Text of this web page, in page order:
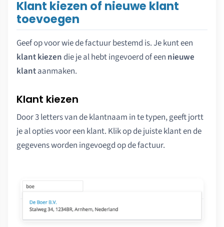
Klant kiezen of nieuwe klant
toevoegen
Geef op voor wie de factuur bestemd is. Je kunt een
klant kiezendie je al hebt ingevoerd of een nieuwe
klantaanmaken.
Klant kiezen
Door 3 letters van de klantnaam in te typen, geeft jortt
je al opties voor een klant. Klik op de juiste klant en de
gegevens worden ingevoegd op de factuur.